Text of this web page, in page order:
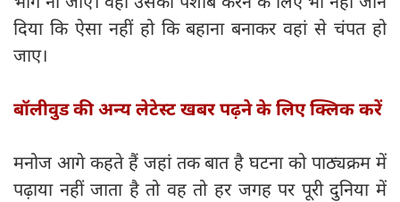
दिया कि ऐसा नहीं हो कि बहाना बनाकर वहां से चंपत हो
जाए।
बॉलीवुड की अन्य लेटेस्ट खबर पढ़ने के लिए क्लिक करें
मनोज आगे कहते हैं जहां तक बात है घटना को पाठ्यक्रम में
पढ़ाया नहीं जाता है तो वह तो हर जगह पर पूरी दुनिया में